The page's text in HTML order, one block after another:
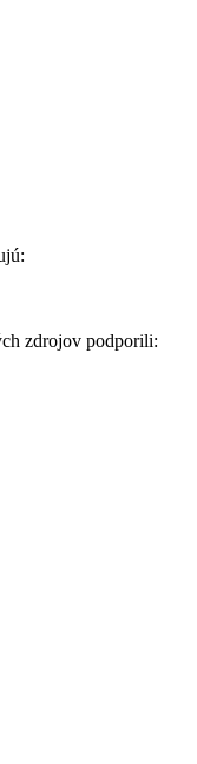
zdrojov podporili: